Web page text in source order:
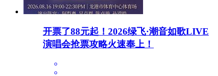
开票了88元起！2026绿飞·潮音如歌LIVE
演唱会抢票攻略火速奉上！